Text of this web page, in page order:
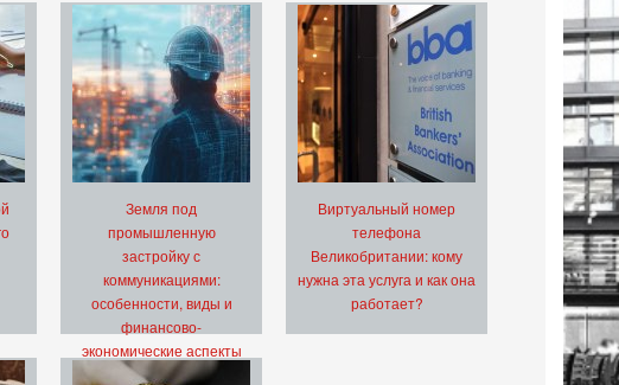
Земля под
промышленную
застройку с
коммуникациями:
особенности, виды и
финансово-
экономические аспекты
Виртуальный номер
телефона
Великобритании: кому
нужна эта услуга и как она
работает?